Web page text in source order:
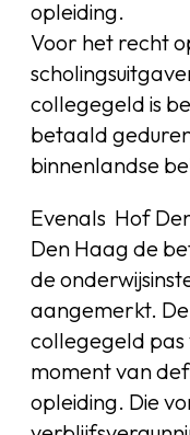
opleiding.
Voor het recht
collegegeld is
betaald
binnenlandse
Evenals Hof
Den Haag de
de
aangemerkt.
collegegeld pas
moment van
opleiding. Die